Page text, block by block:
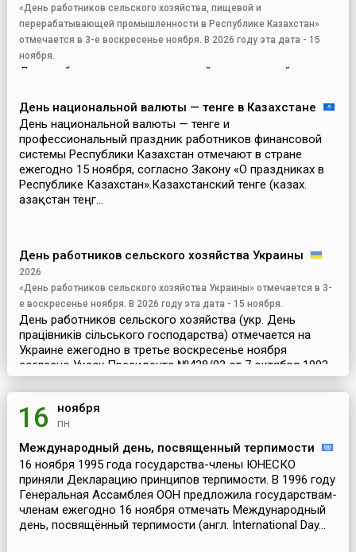
«День работников сельского хозяйства, пищевой и
перерабатывающей промышленности в Республике Казахстан»
отмечается в 3-е воскресенье ноября. В 2026 году эта дата - 15
ноября.
День работников сельского хозяйства, пищевой и
Республике Казахстан каждое третье воскресенье
ноября. Традиция отмечать профессиональный
праздник работников сельскохозяйственной отрасли в
этот день сох...
День национальной валюты — тенге в Казахстане
День национальной валюты — тенге и
профессиональный праздник работников финансовой
системы Республики Казахстан отмечают в стране
ежегодно 15 ноября, согласно Закону «О праздниках в
Республике Казахстан».Казахстанский тенге (казах.
Қазақстан теңг...
День работников сельского хозяйства Украины
2026
«День работников сельского хозяйства Украины» отмечается в 3-
е воскресенье ноября. В 2026 году эта дата - 15 ноября.
День работников сельского хозяйства (укр. День
працівників сільського господарства) отмечается на
Украине ежегодно в третье воскресенье ноября
согласно Указу Президента №428/93 от 7 октября 1993
года. Это профессиональный праздник работников
сель...
16 ноября
пн
Международный день, посвященный терпимости
16 ноября 1995 года государства-члены ЮНЕСКО
приняли Декларацию принципов терпимости. В 1996 году
Генеральная Ассамблея ООН предложила государствам-
членам ежегодно 16 ноября отмечать Международный
день, посвящённый терпимости (англ. International Day...